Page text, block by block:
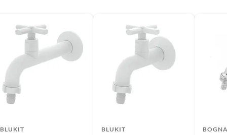
a respectiva Nota Fiscal, quando será agendada
A resposta ao cliente deverá ser imediata. Sendo
dias, a contar da data da visita técnica.
poderá ser substituído, imediatamente, acrescido
negociados diretamente entre o Diretor de Loja ou
poderá optar por:
BLUKIT BLUKIT